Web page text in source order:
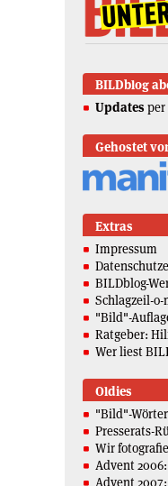
BILDblog
Updates per
Gehostet
Extras
Impressum
BILDblog-
Schlagzeil-o-
"Bild"-
Ratgeber:
Wer liest
Oldies
"Bild"-
Presserats-
Wir
Advent
Advent